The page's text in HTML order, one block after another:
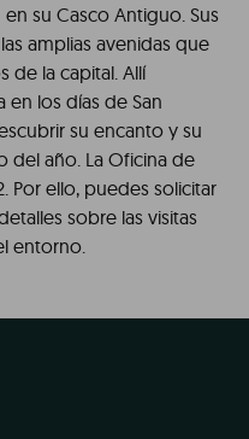
su Casco Antiguo. Sus
amplias avenidas que
de la capital. Allí
en los días de San
su encanto y su
del año. La Oficina de
Por ello, puedes solicitar
sobre las visitas
entorno.